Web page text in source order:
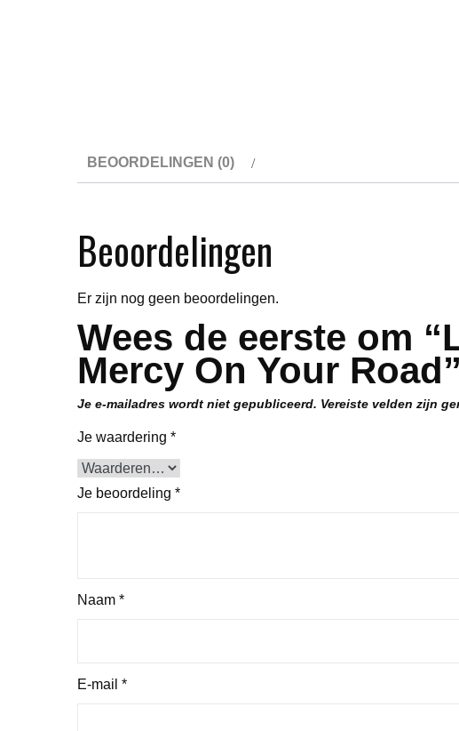
BEOORDELINGEN (0)
Beoordelingen
Er zijn nog geen beoordelingen.
Wees de eerste om
Mercy On Your
Je e-mailadres wordt niet gepubliceerd. Vereiste velden zijn
Je waardering *
Je beoordeling *
Naam *
E-mail *